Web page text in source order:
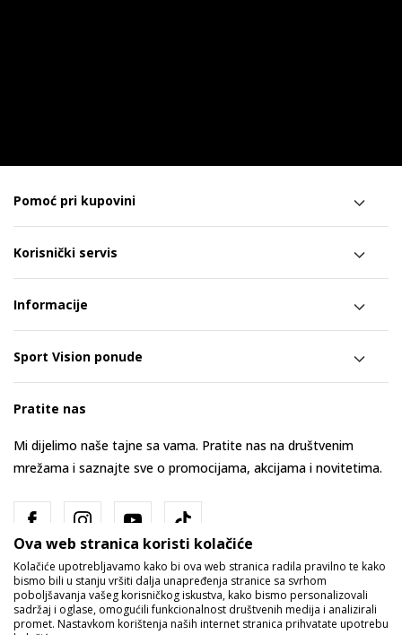
Pomoć pri kupovini
Korisnički servis
Informacije
Sport Vision ponude
Pratite nas
Mi dijelimo naše tajne sa vama. Pratite nas na društvenim
mrežama i saznajte sve o promocijama, akcijama i novitetima.
Ova web stranica koristi kolačiće
Kolačiće upotrebljavamo kako bi ova web stranica radila pravilno te kako
bismo bili u stanju vršiti dalja unapređenja stranice sa svrhom
poboljšavanja vašeg korisničkog iskustva, kako bismo personalizovali
sadržaj i oglase, omogućili funkcionalnost društvenih medija i analizirali
promet. Nastavkom korištenja naših internet stranica prihvatate upotrebu